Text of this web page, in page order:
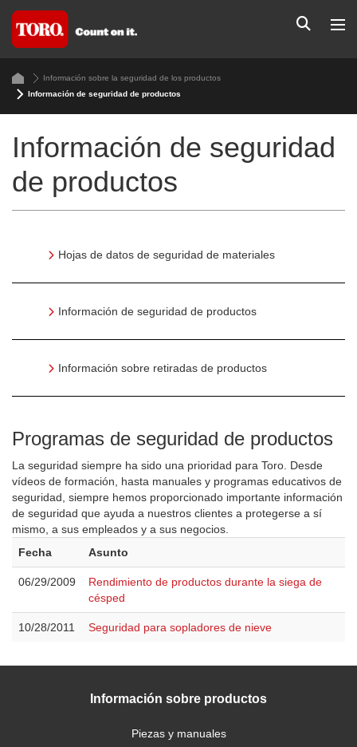
Información sobre la seguridad de los productos
Información de seguridad de productos
Información de seguridad
de productos
Hojas de datos de seguridad de materiales
Información de seguridad de productos
Información sobre retiradas de productos
Programas de seguridad de productos
La seguridad siempre ha sido una prioridad para Toro. Desde
vídeos de formación, hasta manuales y programas educativos de
seguridad, siempre hemos proporcionado importante información
de seguridad que ayuda a nuestros clientes a protegerse a sí
mismo, a sus empleados y a sus negocios.
Fecha
Asunto
06/29/2009
Rendimiento de productos durante la siega de
césped
10/28/2011 Seguridad para sopladores de nieve
Información sobre productos
Piezas y manuales